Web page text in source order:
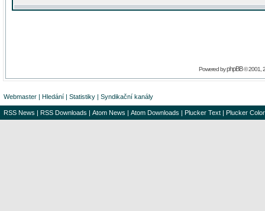
Powered byphpBB© 2001,
Webmaster | Hledání | Statistiky | Syndikační kanály
RSS News | RSS Downloads | Atom News | Atom Downloads | Plucker Text | Plucker Color